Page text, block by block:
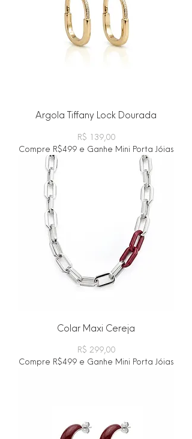
Argola Tiffany Lock Dourada
Preço
R$ 139,00
Compre R$499 e Ganhe Mini Porta Jóias
Colar Maxi Cereja
Preço
R$ 299,00
Compre R$499 e Ganhe Mini Porta Jóias